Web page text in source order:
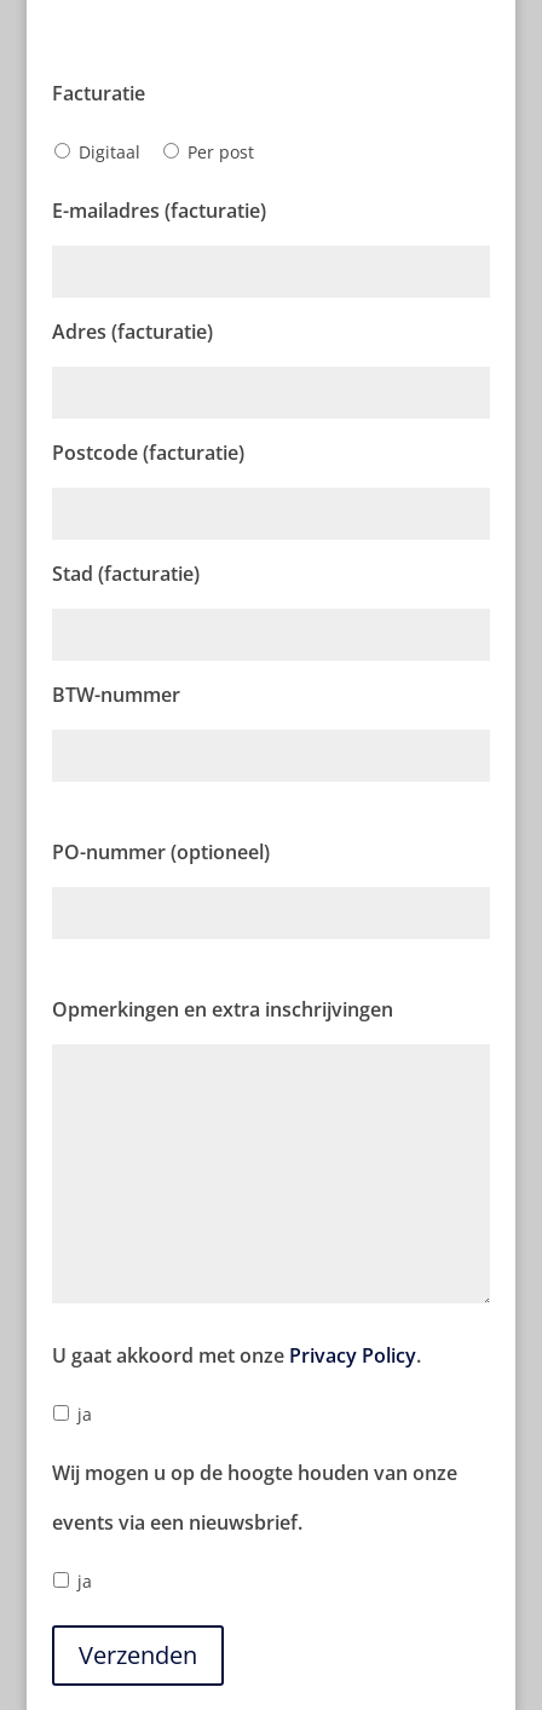
Facturatie
Digitaal Per post
E-mailadres (facturatie)
Adres (facturatie)
Postcode (facturatie)
Stad (facturatie)
BTW-nummer
PO-nummer (optioneel)
Opmerkingen en extra inschrijvingen
U gaat akkoord met onze Privacy Policy.
ja
Wij mogen u op de hoogte houden van onze
events via een nieuwsbrief.
ja